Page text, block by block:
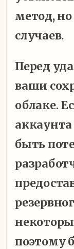
метод,
случаев.
Перед
ваши
облаке.
быть
поэтому